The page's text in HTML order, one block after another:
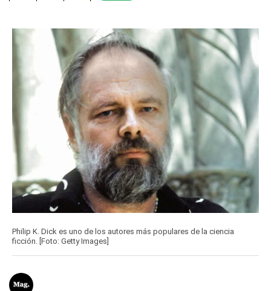
Philip K. Dick es uno de los autores más populares de la ciencia
ficción. [Foto: Getty Images]